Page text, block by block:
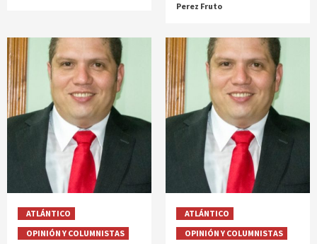
Perez Fruto
ATLÁNTICO
OPINIÓN Y COLUMNISTAS
ATLÁNTICO
OPINIÓN Y COLUMNISTAS